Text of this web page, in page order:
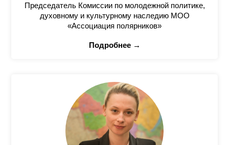
Председатель Комиссии по молодежной политике,
духовному и культурному наследию МОО
«Ассоциация полярников»
Подробнее →